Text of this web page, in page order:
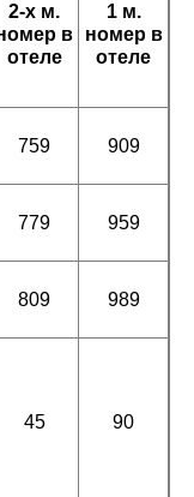
2-х м.
в
отеле
1 м.
номер в
отеле
759 909
779 959
809 989
45 90